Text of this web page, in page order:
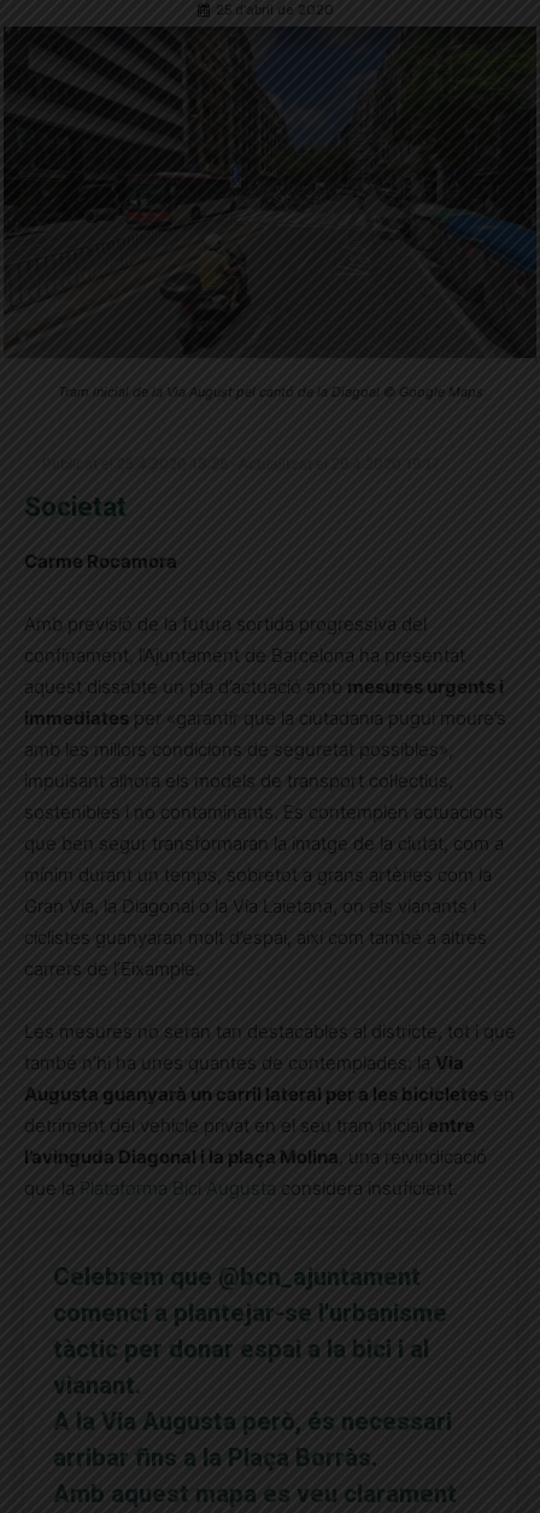
25 d'abril de 2020
Tram inicial de la Via August pel cantó de la Diagoal © Google Maps
Societat
Carme Rocamora
Amb previsió de la futura sortida progressiva del
confinament, l’Ajuntament de Barcelona ha presentat
aquest dissabte un pla d’actuació amb mesures urgents i
immediates per «garantir que la ciutadania pugui moure’s
amb les millors condicions de seguretat possibles»,
impulsant alhora els models de transport col·lectius,
sostenibles i no contaminants. Es contemplen actuacions
que ben segur transformaran la imatge de la ciutat, com a
mínim durant un temps, sobretot a grans artèries com la
Gran Via, la Diagonal o la Via Laietana, on els vianants i
ciclistes guanyaran molt d’espai, així com també a altres
carrers de l’Eixample.
Les mesures no seran tan destacables al districte, tot i que
també n’hi ha unes quantes de contemplades: la Via
Augusta guanyarà un carril lateral per a les bicicletes en
detriment del vehicle privat en el seu tram inicial entre
l’avinguda Diagonal i la plaça Molina
, una reivindicació
que la Plataforma Bici Augusta considera insuficient.
Celebrem que @bcn_ajuntament
comenci a plantejar-se l'urbanisme
tàctic per donar espai a la bici i al
vianant.
A la Via Augusta però, és necessari
arribar fins a la Plaça Borràs.
Amb aquest mapa es veu clarament